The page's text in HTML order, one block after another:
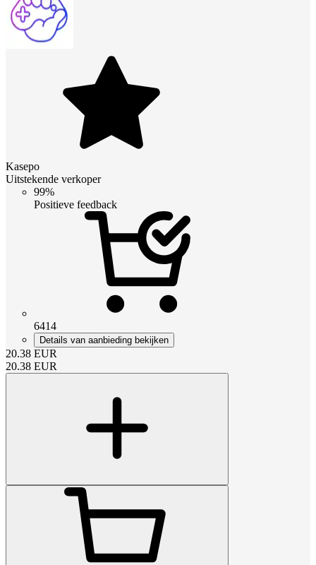
Kasepo
Uitstekende verkoper
99%
Positieve feedback
6414
Details van aanbieding bekijken
20.38 EUR
20.38 EUR